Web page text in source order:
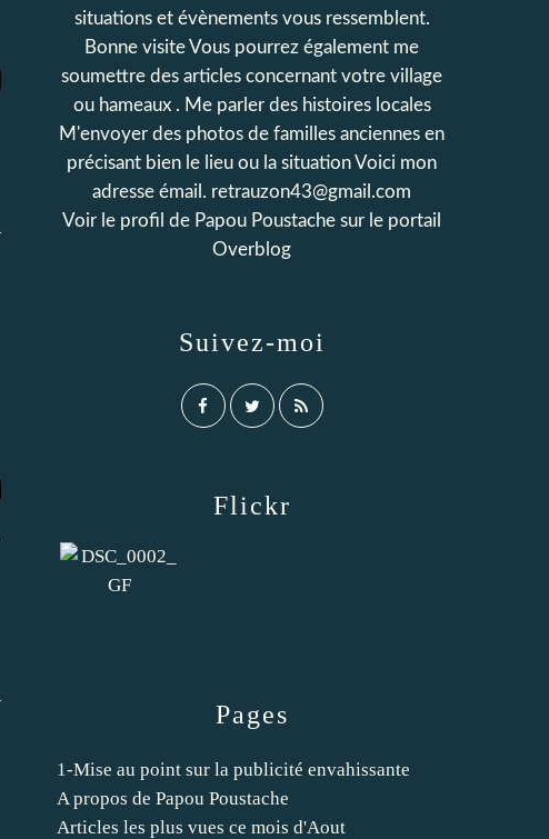
Pages
1-Mise au point sur la publicité envahissante
A propos de Papou Poustache
Articles les plus vues ce mois d'Aout
situations et évènements vous ressemblent.
Bonne visite Vous pourrez également me
soumettre des articles concernant votre village
ou hameaux . Me parler des histoires locales
M'envoyer des photos de familles anciennes en
précisant bien le lieu ou la situation Voici mon
adresse émail. retrauzon43@gmail.com
Voir le profil de Papou Poustache sur le portail
Overblog
Suivez-moi
Flickr